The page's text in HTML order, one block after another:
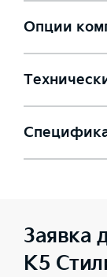
Опции
Заявка
K5